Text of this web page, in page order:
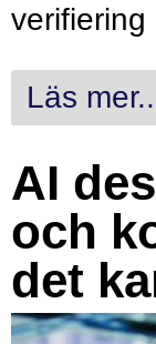
verifiering
Läs
AI
och
det